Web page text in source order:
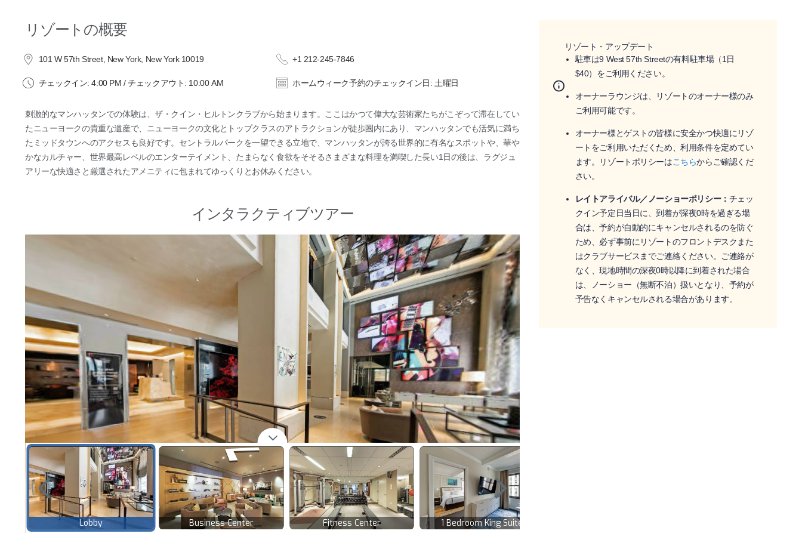
リゾートの概要
101 W 57th Street, New York, New York 10019 +1 212-245-7846
チェックイン: 4:00 PM / チェックアウト: 10:00 AM ホームウィーク予約のチェックイン日: 土曜日
刺激的なマンハッタンでの体験は、ザ・クイン・ヒルトンクラブから始まります。ここはかつて偉大な芸術家たちがこぞって滞在してい
たニューヨークの貴重な遺産で、ニューヨークの文化とトップクラスのアトラクションが徒歩圏内にあり、マンハッタンでも活気に満ち
たミッドタウンへのアクセスも良好です。セントラルパークを一望できる立地で、マンハッタンが誇る世界的に有名なスポットや、華や
かなカルチャー、世界最高レベルのエンターテイメント、たまらなく食欲をそそるさまざまな料理を満喫した長い1日の後は、ラグジュ
アリーな快適さと厳選されたアメニティに包まれてゆっくりとお休みください。
インタラクティブツアー
リゾート・アップデート
駐車は9 West 57th Streetの有料駐車場（1日
$40）をご利用ください。
オーナーラウンジは、リゾートのオーナー様のみ
ご利用可能です。
オーナー様とゲストの皆様に安全かつ快適にリゾ
ートをご利用いただくため、利用条件を定めてい
ます。リゾートポリシーはこちらからご確認くだ
さい。
レイトアライバル／ノーショーポリシー： チェッ
クイン予定日当日に、到着が深夜0時を過ぎる場
合は、予約が自動的にキャンセルされるのを防ぐ
ため、必ず事前にリゾートのフロントデスクまた
はクラブサービスまでご連絡ください。ご連絡が
なく、現地時間の深夜0時以降に到着された場合
は、ノーショー（無断不泊）扱いとなり、予約が
予告なくキャンセルされる場合があります。